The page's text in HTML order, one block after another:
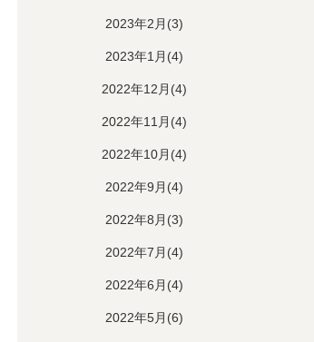
2023年2月(3)
2023年1月(4)
2022年12月(4)
2022年11月(4)
2022年10月(4)
2022年9月(4)
2022年8月(3)
2022年7月(4)
2022年6月(4)
2022年5月(6)